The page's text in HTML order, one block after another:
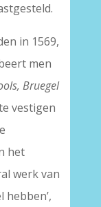
in 1569,
men
Bruegel
vestigen
het
werk van
hebben’,